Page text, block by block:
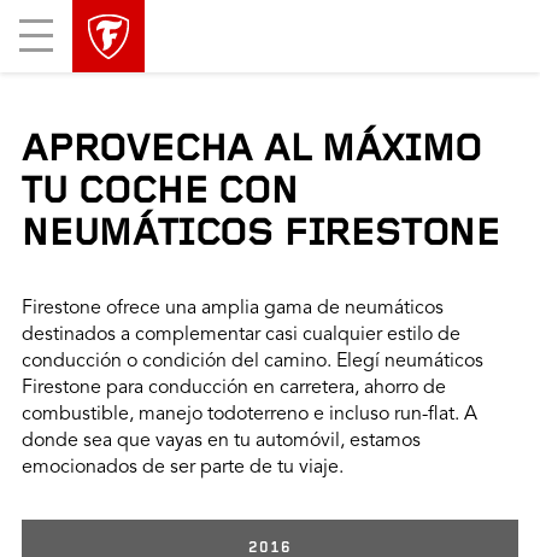
Mobile
Menu
APROVECHA AL MÁXIMO
TU COCHE CON
NEUMÁTICOS FIRESTONE
Firestone ofrece una amplia gama de neumáticos
destinados a complementar casi cualquier estilo de
conducción o condición del camino. Elegí neumáticos
Firestone para conducción en carretera, ahorro de
combustible, manejo todoterreno e incluso run-flat. A
donde sea que vayas en tu automóvil, estamos
emocionados de ser parte de tu viaje.
2016